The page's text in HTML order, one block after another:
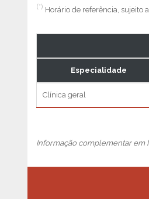
(*) Horário de referência, sujeito
Especialidade
Clínica geral
Informação complementar em